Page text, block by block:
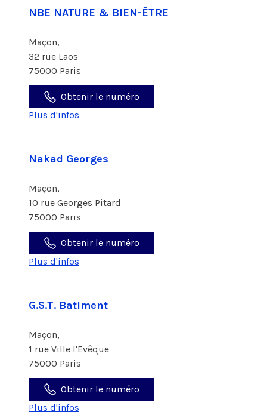
NBE NATURE & BIEN-ÊTRE
Maçon,
32 rue Laos
75000 Paris
Obtenir le numéro
Plus d'infos
Nakad Georges
Maçon,
10 rue Georges Pitard
75000 Paris
Obtenir le numéro
Plus d'infos
G.S.T. Batiment
Maçon,
1 rue Ville l'Evêque
75000 Paris
Obtenir le numéro
Plus d'infos